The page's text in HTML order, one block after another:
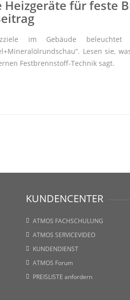
Heizgeräte für feste
im Gebäude
Lesen sie,
Festbrennstoff-Technik sagt.
KUNDENCENTER
ATMOS FACHSCHULUNG
ATMOS SERVICEVIDEO
KUNDENDIENST
ATMOS Forum
PREISLISTE anfordern